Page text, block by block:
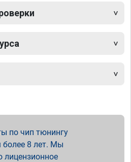
по чип тюнингу
8 лет. Мы
лицензионное